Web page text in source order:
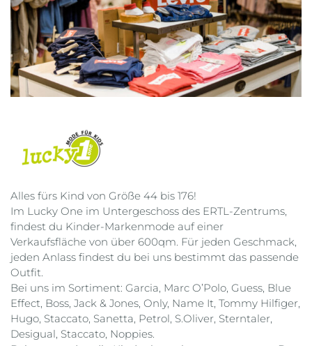
Alles fürs Kind von Größe 44 bis 176!
Im Lucky One im Untergeschoss des ERTL-Zentrums,
findest du Kinder-Markenmode auf einer
Verkaufsfläche von über 600qm. Für jeden Geschmack,
jeden Anlass findest du bei uns bestimmt das passende
Outfit.
Bei uns im Sortiment: Garcia, Marc O’Polo, Guess, Blue
Effect, Boss, Jack & Jones, Only, Name It, Tommy Hilfiger,
Hugo, Staccato, Sanetta, Petrol, S.Oliver, Sterntaler,
Desigual, Staccato, Noppies.